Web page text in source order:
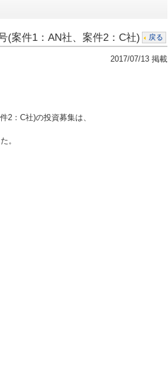
(案件1：AN社、案件2：C社) 戻る
2017/07/13 掲載
2：C社)の投資募集は、
。